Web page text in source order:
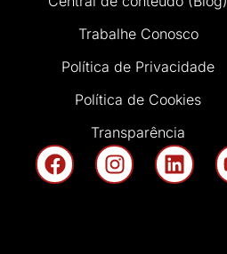
Trabalhe Conosco
Política de Privacidade
Política de Cookies
Transparência